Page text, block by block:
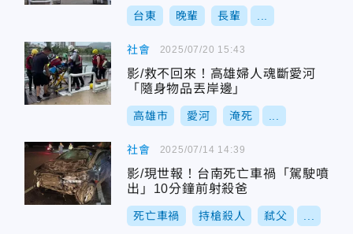
台東 晚輩 長輩
社會
影/救不回來！高雄婦人魂斷愛河
「隨身物品丟岸邊」
高雄市 愛河 淹死
2025/07/20 15:43
社會
影/現世報！台南死亡車禍「駕駛噴
出」10分鐘前射殺爸
死亡車禍 持槍殺人 弒父
2025/07/14 14:39